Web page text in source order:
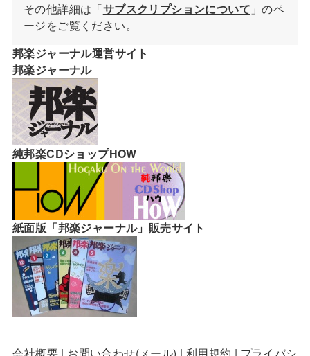
その他詳細は「サブスクリプションについて 」のペ
ージをご覧ください。
邦楽ジャーナル運営サイト
邦楽ジャーナル
純邦楽CDショップHOW
紙面版「邦楽ジャーナル」販売サイト